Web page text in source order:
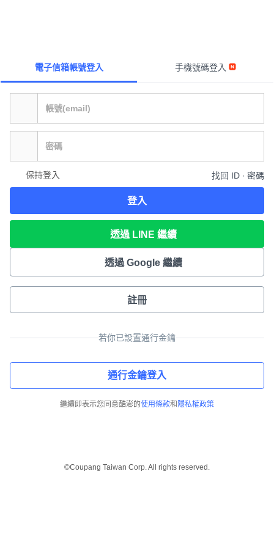
電子信箱帳號登入 手機號碼登入
保持登入 找回 ID ∙ 密碼
登入
透過 LINE 繼續
透過 Google 繼續
註冊
若你已設置通行金鑰
通行金鑰登入
繼續即表示您同意酷澎的使用條款和 隱私權政策
©Coupang Taiwan Corp. All rights reserved.